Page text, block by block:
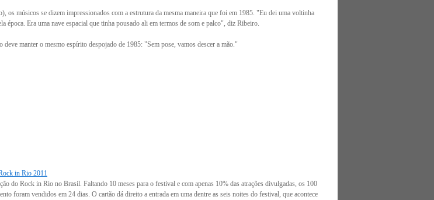
os músicos se dizem impressionados com a estrutura da mesma maneira que foi em 1985. "Eu dei uma voltinha
época. Era uma nave espacial que tinha pousado ali em termos de som e palco", diz Ribeiro.
deve manter o mesmo espírito despojado de 1985: "Sem pose, vamos descer a mão."
in Rio 2011
do Rock in Rio no Brasil. Faltando 10 meses para o festival e com apenas 10% das atrações divulgadas, os 100
foram vendidos em 24 dias. O cartão dá direito a entrada em uma dentre as seis noites do festival, que acontece